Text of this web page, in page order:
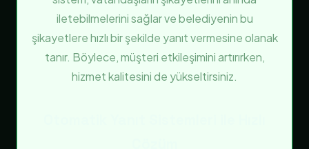
iletebilmelerini sağlar ve belediyenin bu
şikayetlere hızlı bir şekilde yanıt vermesine olanak
tanır. Böylece, müşteri etkileşimini artırırken,
hizmet kalitesini de yükseltirsiniz.